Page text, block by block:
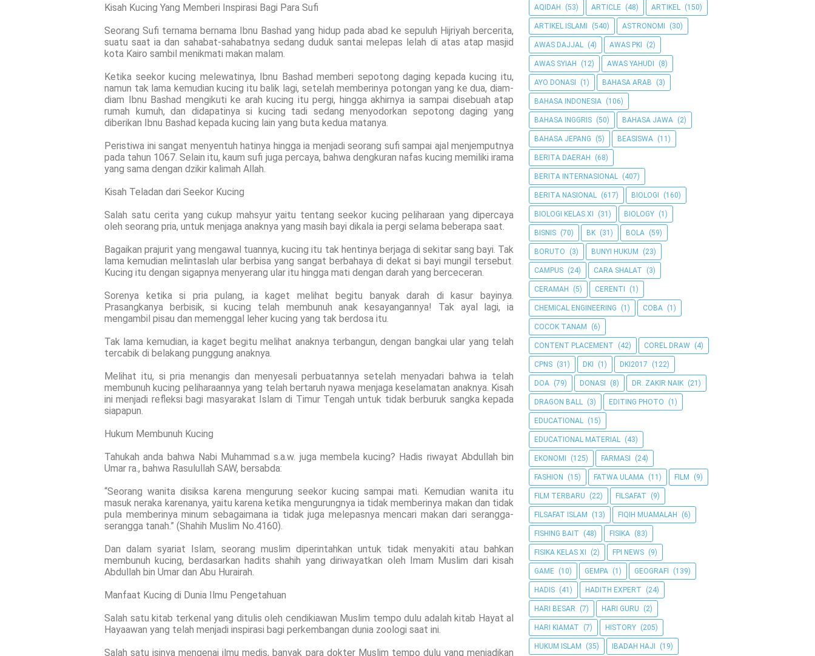
Kisah Kucing Yang Memberi Inspirasi Bagi Para Sufi
Seorang Sufi ternama bernama Ibnu Bashad yang hidup pada abad ke sepuluh Hijriyah bercerita,
suatu saat ia dan sahabat-sahabatnya sedang duduk santai melepas lelah di atas atap masjid
kota Kairo sambil menikmati makan malam.
Ketika seekor kucing melewatinya, Ibnu Bashad memberi sepotong daging kepada kucing itu,
namun tak lama kemudian kucing itu balik lagi, setelah memberinya potongan yang ke dua, diam-
diam Ibnu Bashad mengikuti ke arah kucing itu pergi, hingga akhirnya ia sampai disebuah atap
rumah kumuh, dan didapatinya si kucing tadi sedang menyodorkan sepotong daging yang
diberikan Ibnu Bashad kepada kucing lain yang buta kedua matanya.
Peristiwa ini sangat menyentuh hatinya hingga ia menjadi seorang sufi sampai ajal menjemputnya
pada tahun 1067. Selain itu, kaum sufi juga percaya, bahwa dengkuran nafas kucing memiliki irama
yang sama dengan dzikir kalimah Allah.
Kisah Teladan dari Seekor Kucing
Salah satu cerita yang cukup mahsyur yaitu tentang seekor kucing peliharaan yang dipercaya
oleh seorang pria, untuk menjaga anaknya yang masih bayi dikala ia pergi selama beberapa saat.
Bagaikan prajurit yang mengawal tuannya, kucing itu tak hentinya berjaga di sekitar sang bayi. Tak
lama kemudian melintaslah ular berbisa yang sangat berbahaya di dekat si bayi mungil tersebut.
Kucing itu dengan sigapnya menyerang ular itu hingga mati dengan darah yang berceceran.
Sorenya ketika si pria pulang, ia kaget melihat begitu banyak darah di kasur bayinya.
Prasangkanya berbisik, si kucing telah membunuh anak kesayangannya! Tak ayal lagi, ia
mengambil pisau dan memenggal leher kucing yang tak berdosa itu.
Tak lama kemudian, ia kaget begitu melihat anaknya terbangun, dengan bangkai ular yang telah
tercabik di belakang punggung anaknya.
Melihat itu, si pria menangis dan menyesali perbuatannya setelah menyadari bahwa ia telah
membunuh kucing peliharaannya yang telah bertaruh nyawa menjaga keselamatan anaknya. Kisah
ini menjadi refleksi bagi masyarakat Islam di Timur Tengah untuk tidak berburuk sangka kepada
siapapun.
Hukum Membunuh Kucing
Tahukah anda bahwa Nabi Muhammad s.a.w. juga membela kucing? Hadis riwayat Abdullah bin
Umar ra., bahwa Rasulullah SAW, bersabda:
“Seorang wanita disiksa karena mengurung seekor kucing sampai mati. Kemudian wanita itu
masuk neraka karenanya, yaitu karena ketika mengurungnya ia tidak memberinya makan dan tidak
pula memberinya minum sebagaimana ia tidak juga melepasnya mencari makan dari serangga-
serangga tanah.” (Shahih Muslim No.4160).
Dan dalam syariat Islam, seorang muslim diperintahkan untuk tidak menyakiti atau bahkan
membunuh kucing, berdasarkan hadits shahih yang diriwayatkan oleh Imam Muslim dari kisah
Abdullah bin Umar dan Abu Hurairah.
Manfaat Kucing di Dunia Ilmu Pengetahuan
Salah satu kitab terkenal yang ditulis oleh cendikiawan Muslim tempo dulu adalah kitab Hayat al
Hayaawan yang telah menjadi inspirasi bagi perkembangan dunia zoologi saat ini.
Salah satu isinya mengenai ilmu medis, banyak para dokter Muslim tempo dulu yang menjadikan
AQIDAH (53) ARTICLE (48) ARTIKEL (150)
ARTIKEL ISLAMI (540) ASTRONOMI (30)
AWAS DAJJAL (4) AWAS PKI (2)
AWAS SYIAH (12) AWAS YAHUDI (8)
AYO DONASI (1) BAHASA ARAB (3)
BAHASA INDONESIA (106)
BAHASA INGGRIS (50) BAHASA JAWA (2)
BAHASA JEPANG (5) BEASISWA (11)
BERITA DAERAH (68)
BERITA INTERNASIONAL (407)
BERITA NASIONAL (617) BIOLOGI (160)
BIOLOGI KELAS XI (31) BIOLOGY (1)
BISNIS (70) BK (31) BOLA (59)
BORUTO (3) BUNYI HUKUM (23)
CAMPUS (24) CARA SHALAT (3)
CERAMAH (5) CERENTI (1)
CHEMICAL ENGINEERING (1) COBA (1)
COCOK TANAM (6)
CONTENT PLACEMENT (42) COREL DRAW (4)
CPNS (31) DKI (1) DKI2017 (122)
DOA (79) DONASI (8) DR. ZAKIR NAIK (21)
DRAGON BALL (3) EDITING PHOTO (1)
EDUCATIONAL (15)
EDUCATIONAL MATERIAL (43)
EKONOMI (125) FARMASI (24)
FASHION (15) FATWA ULAMA (11) FILM (9)
FILM TERBARU (22) FILSAFAT (9)
FILSAFAT ISLAM (13) FIQIH MUAMALAH (6)
FISHING BAIT (48) FISIKA (83)
FISIKA KELAS XI (2) FPI NEWS (9)
GAME (10) GEMPA (1) GEOGRAFI (139)
HADIS (41) HADITH EXPERT (24)
HARI BESAR (7) HARI GURU (2)
HARI KIAMAT (7) HISTORY (205)
HUKUM ISLAM (35) IBADAH HAJI (19)